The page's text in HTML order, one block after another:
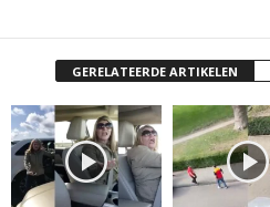
GERELATEERDE ARTIKELEN